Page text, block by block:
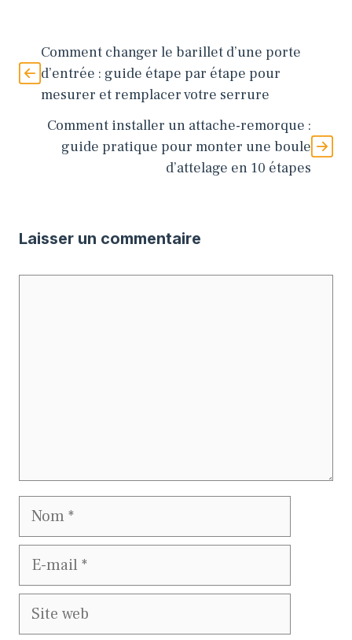
Comment changer le barillet d’une porte
d’entrée : guide étape par étape pour
mesurer et remplacer votre serrure
Comment installer un attache-remorque :
guide pratique pour monter une boule
d’attelage en 10 étapes
Laisser un commentaire
Nom
E-
mail
Site
web